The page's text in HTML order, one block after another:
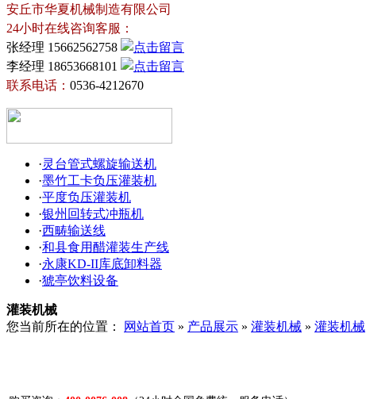
安丘市华夏机械制造有限公司
24小时在线咨询客服：
张经理 15662562758
李经理 18653668101
联系电话： 0536-4212670
·灵台管式螺旋输送机
·墨竹工卡负压灌装机
·平度负压灌装机
·银州回转式冲瓶机
·西畴输送线
·和县食用醋灌装生产线
·永康KD-II库底卸料器
·猇亭饮料设备
灌装机械
您当前所在的位置：
网站首页 » 产品展示 » 灌装机械 » 灌装机械